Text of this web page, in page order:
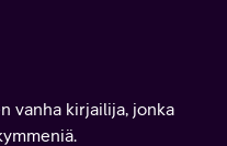
vanha kirjailija, jonka